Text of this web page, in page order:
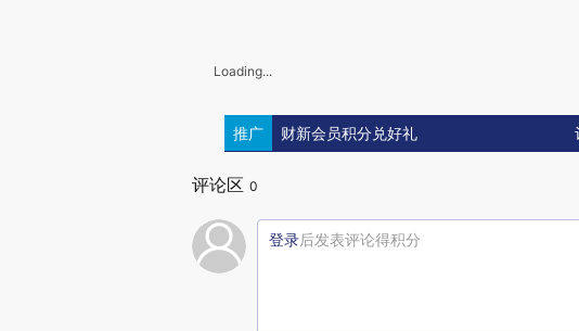
Loading...
推广 财新会员积分兑好礼
评论区 0
登录后发表评论得积分